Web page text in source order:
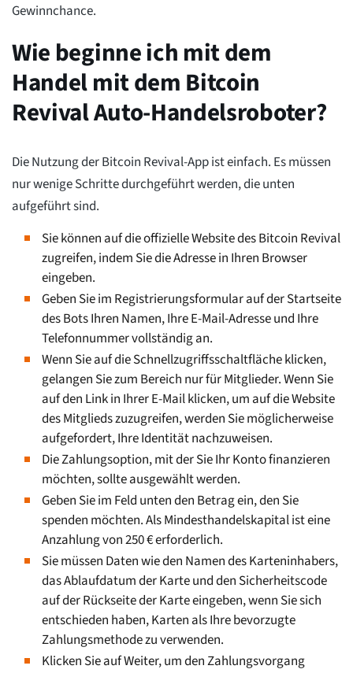
Gewinnchance.
Wie beginne ich mit dem
Handel mit dem Bitcoin
Revival Auto-Handelsroboter?
Die Nutzung der Bitcoin Revival-App ist einfach. Es müssen
nur wenige Schritte durchgeführt werden, die unten
aufgeführt sind.
Sie können auf die offizielle Website des Bitcoin Revival
zugreifen, indem Sie die Adresse in Ihren Browser
eingeben.
Geben Sie im Registrierungsformular auf der Startseite
des Bots Ihren Namen, Ihre E-Mail-Adresse und Ihre
Telefonnummer vollständig an.
Wenn Sie auf die Schnellzugriffsschaltfläche klicken,
gelangen Sie zum Bereich nur für Mitglieder. Wenn Sie
auf den Link in Ihrer E-Mail klicken, um auf die Website
des Mitglieds zuzugreifen, werden Sie möglicherweise
aufgefordert, Ihre Identität nachzuweisen.
Die Zahlungsoption, mit der Sie Ihr Konto finanzieren
möchten, sollte ausgewählt werden.
Geben Sie im Feld unten den Betrag ein, den Sie
spenden möchten. Als Mindesthandelskapital ist eine
Anzahlung von 250 € erforderlich.
Sie müssen Daten wie den Namen des Karteninhabers,
das Ablaufdatum der Karte und den Sicherheitscode
auf der Rückseite der Karte eingeben, wenn Sie sich
entschieden haben, Karten als Ihre bevorzugte
Zahlungsmethode zu verwenden.
Klicken Sie auf Weiter, um den Zahlungsvorgang